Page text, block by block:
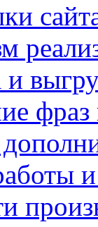
и